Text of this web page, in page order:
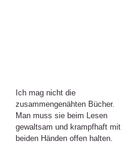
Ich mag nicht die
zusammengenähten Bücher.
Man muss sie beim Lesen
gewaltsam und krampfhaft mit
beiden Händen offen halten.